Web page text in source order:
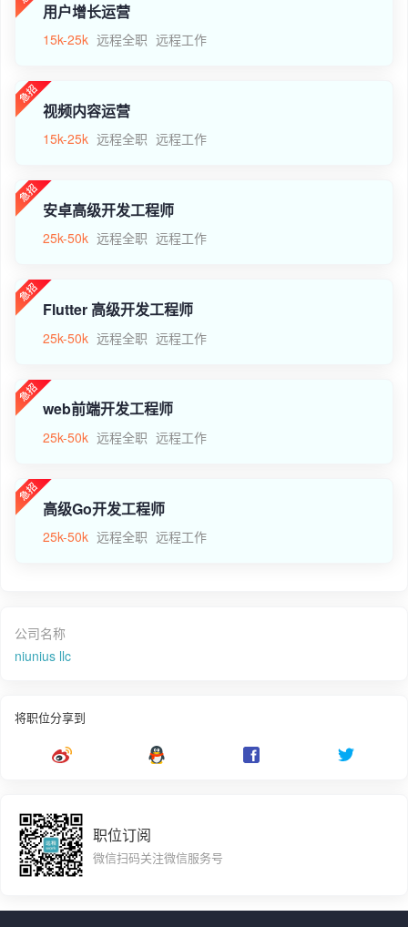
用户增长运营
15k-25k 远程全职 远程工作
视频内容运营
15k-25k 远程全职 远程工作
安卓高级开发工程师
25k-50k 远程全职 远程工作
Flutter 高级开发工程师
25k-50k 远程全职 远程工作
web前端开发工程师
25k-50k 远程全职 远程工作
高级Go开发工程师
25k-50k 远程全职 远程工作
公司名称
niunius llc
将职位分享到
职位订阅
微信扫码关注微信服务号